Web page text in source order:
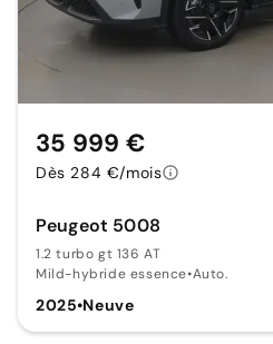
Peugeot 5008
1.2 turbo gt 136 AT
Mild-hybride essence•Auto.
2025•Neuve
35 999 €
Dès 284 €/mois